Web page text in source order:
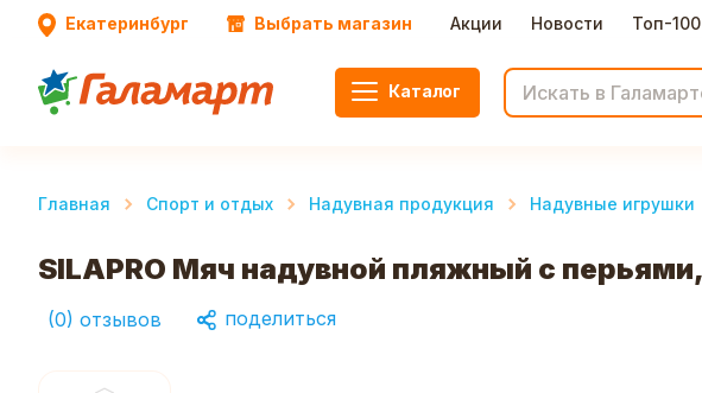
Екатеринбург Выбрать магазин Акции Новости Топ-100
Каталог
Главная Спорт и отдых Надувная продукция Надувные игрушки
SILAPRO Мяч надувной пляжный с
(0) отзывов поделиться